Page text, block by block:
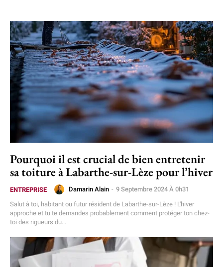
Pourquoi il est crucial de bien entretenir
sa toiture à Labarthe-sur-Lèze pour l’hiver
ENTREPRISE Damarin Alain - 9 Septembre 2024 À 0h31
Salut à toi, habitant ou futur résident de Labarthe-sur-Lèze ! L'hiver
approche et tu te demandes probablement comment protéger ton chez-
toi des rigueurs du...